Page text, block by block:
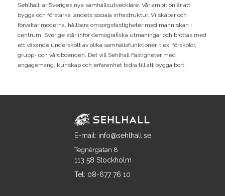
Sehlhall är Sveriges nya samhällsutvecklare. Vår ambition är att
bygga och förstärka landets sociala infrastruktur. Vi skapar och
förvaltar moderna, hållbara omsorgsfastigheter med människan i
centrum. Sverige står inför demografiska utmaningar och brottas med
ett växande underskott av olika samhällsfunktioner, t.ex. förskolor,
grupp- och vårdboenden. Det vill Sehlhall Fastigheter med
engagemang, kunskap och erfarenhet bidra till att bygga bort.
E-mail: info@sehlhall.se
Tegnérgatan 8
113 58 Stockholm
Tel: 08-677 76 10